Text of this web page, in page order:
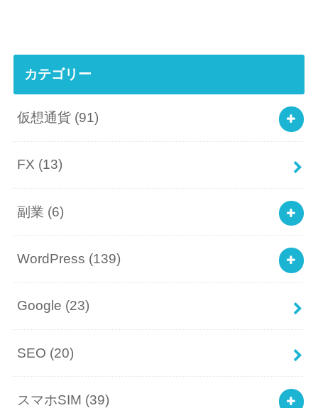
カテゴリー
仮想通貨 (91)
FX (13)
副業 (6)
WordPress (139)
Google (23)
SEO (20)
スマホSIM (39)